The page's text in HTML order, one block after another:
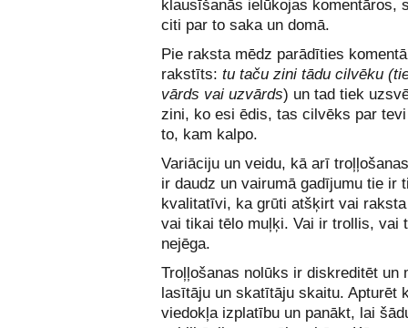
klausīšanās ielūkojas komentāros,
citi par to saka un domā.
Pie raksta mēdz parādīties
rakstīts: tu taču zini tādu cilvēku
vārds vai uzvārds) un tad tiek
zini, ko esi ēdis, tas cilvēks par
to, kam kalpo.
Variāciju un veidu, kā arī
ir daudz un vairumā gadījumu tie ir
kvalitatīvi, ka grūti atšķirt vai
vai tikai tēlo muļķi. Vai ir trollis, vai
nejēga.
Troļļošanas nolūks ir diskreditēt un
lasītāju un skatītāju skaitu. Apturēt
viedokļa izplatību un panākt, lai